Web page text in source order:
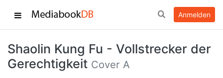
Anmelden
Shaolin Kung Fu - Vollstrecker der
Gerechtigkeit Cover A